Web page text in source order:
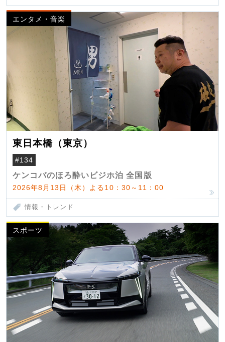
エンタメ・音楽
東日本橋（東京）
#134
ケンコバのほろ酔いビジホ泊 全国版
2026年8月13日（木）よる10：30～11：00
情報・トレンド
スポーツ